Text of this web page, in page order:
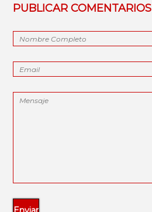
PUBLICAR COMENTARIOS